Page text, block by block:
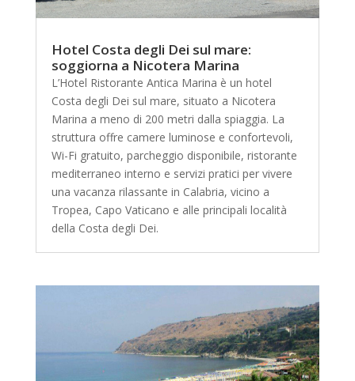
Hotel Costa degli Dei sul mare:
soggiorna a Nicotera Marina
L’Hotel Ristorante Antica Marina è un hotel
Costa degli Dei sul mare, situato a Nicotera
Marina a meno di 200 metri dalla spiaggia. La
struttura offre camere luminose e confortevoli,
Wi-Fi gratuito, parcheggio disponibile, ristorante
mediterraneo interno e servizi pratici per vivere
una vacanza rilassante in Calabria, vicino a
Tropea, Capo Vaticano e alle principali località
della Costa degli Dei.